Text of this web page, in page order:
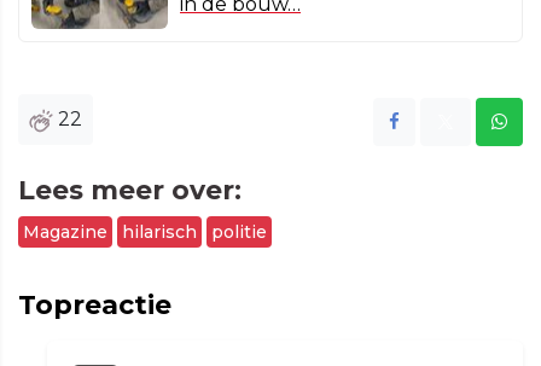
22
Lees meer over:
Magazine hilarisch politie
Topreactie